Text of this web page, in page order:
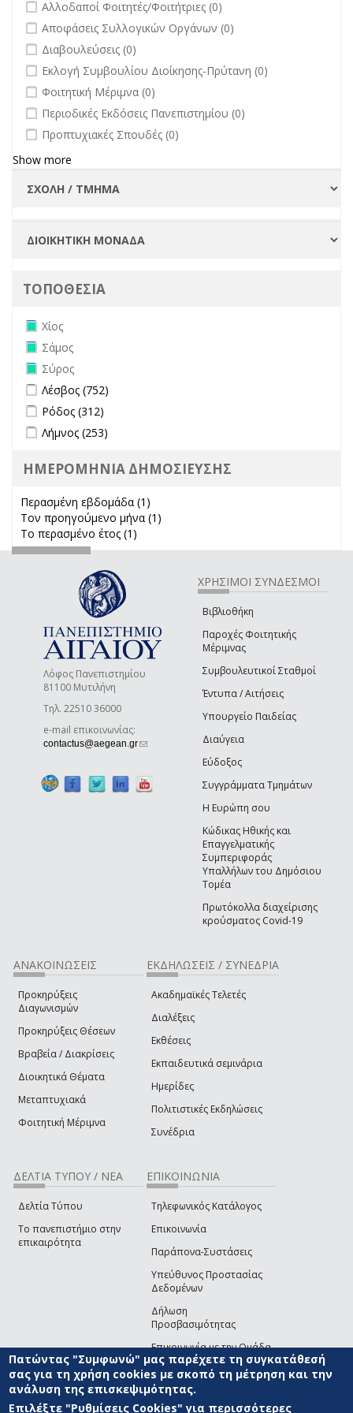
undefined
Αλλοδαποί Φοιτητές/Φοιτήτριες (0)
undefined
Αποφάσεις Συλλογικών Οργάνων (0)
undefined
Διαβουλεύσεις (0)
undefined
Εκλογή Συμβουλίου Διοίκησης-Πρύτανη (0)
undefined
Φοιτητική Μέριμνα (0)
undefined
Περιοδικές Εκδόσεις Πανεπιστημίου (0)
undefined
Προπτυχιακές Σπουδές (0)
Show more
ΤΟΠΟΘΕΣΙΑ
Remove Χίος filter
Χίος
Remove Σάμος filter
Σάμος
Remove Σύρος filter
Σύρος
Apply Λέσβος filter
Λέσβος (752)
Apply Ρόδος filter
Ρόδος (312)
Apply Λήμνος filter
Λήμνος (253)
ΗΜΕΡΟΜΗΝΙΑ ΔΗΜΟΣΙΕΥΣΗΣ
Περασμένη εβδομάδα (1)
Τον προηγούμενο μήνα (1)
Το περασμένο έτος (1)
Λόφος Πανεπιστημίου
81100 Μυτιλήνη
Τηλ. 22510 36000
e-mail επικοινωνίας:
contactus@aegean.gr(link sends e-mail)
ΧΡΗΣΙΜΟΙ ΣΥΝΔΕΣΜΟΙ
Βιβλιοθήκη
Παροχές Φοιτητικής
Μέριμνας
Συμβουλευτικοί Σταθμοί
Έντυπα / Αιτήσεις
Υπουργείο Παιδείας
Διαύγεια
Εύδοξος
Συγγράμματα Τμημάτων
Η Ευρώπη σου
Κώδικας Ηθικής και
Επαγγελματικής
Συμπεριφοράς
Υπαλλήλων του Δημόσιου
Τομέα
Πρωτόκολλα διαχείρισης
κρούσματος Covid-19
ΑΝΑΚΟΙΝΩΣΕΙΣ
Προκηρύξεις
Διαγωνισμών
Προκηρύξεις Θέσεων
Βραβεία / Διακρίσεις
Διοικητικά Θέματα
Μεταπτυχιακά
Φοιτητική Μέριμνα
ΕΚΔΗΛΩΣΕΙΣ / ΣΥΝΕΔΡΙΑ
Ακαδημαϊκές Τελετές
Διαλέξεις
Εκθέσεις
Εκπαιδευτικά σεμινάρια
Ημερίδες
Πολιτιστικές Εκδηλώσεις
Συνέδρια
ΔΕΛΤΙΑ ΤΥΠΟΥ / ΝΕΑ
Δελτία Τύπου
Το πανεπιστήμιο στην
επικαιρότητα
ΕΠΙΚΟΙΝΩΝΙΑ
Τηλεφωνικός Κατάλογος
Επικοινωνία
Παράπονα-Συστάσεις
Υπεύθυνος Προστασίας
Δεδομένων
Δήλωση
Προσβασιμότητας
Επικοινωνία με την Ομάδα
Ανάπτυξης του site(link sends e-mail)
© ΠΑΝΕΠΙΣΤΗΜΙΟ ΑΙΓΑΙΟΥ ΟΡΟΙ ΧΡΗΣΗΣ
ΑΝΑΠΤΥΞΗΣ
Πατώντας "Συμφωνώ" μας παρέχετε τη συγκατάθεσή
σας για τη χρήση cookies με σκοπό τη μέτρηση και την
ανάλυση της επισκεψιμότητας.
Επιλέξτε "Ρυθμίσεις Cookies" για περισσότερες